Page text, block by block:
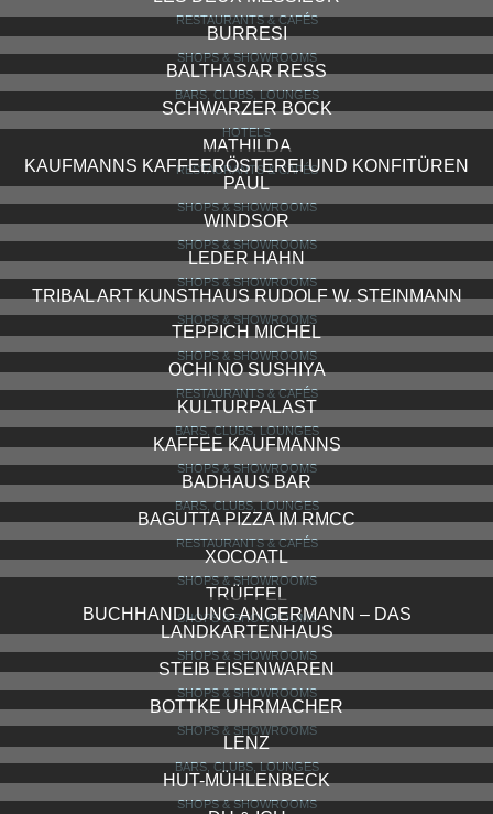
BOUFFIER HÖRGERÄTE FACHINSTITUT
CAFE MALDANER
RESTAURANTS & CAFÉS
BODEGA DE MUSICA
RESTAURANTS & CAFÉS